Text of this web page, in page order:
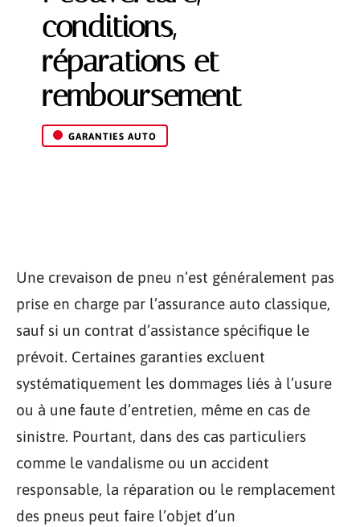
conditions,
réparations et
remboursement
GARANTIES AUTO
Une crevaison de pneu n’est généralement pas
prise en charge par l’assurance auto classique,
sauf si un contrat d’assistance spécifique le
prévoit. Certaines garanties excluent
systématiquement les dommages liés à l’usure
ou à une faute d’entretien, même en cas de
sinistre. Pourtant, dans des cas particuliers
comme le vandalisme ou un accident
responsable, la réparation ou le remplacement
des pneus peut faire l’objet d’un